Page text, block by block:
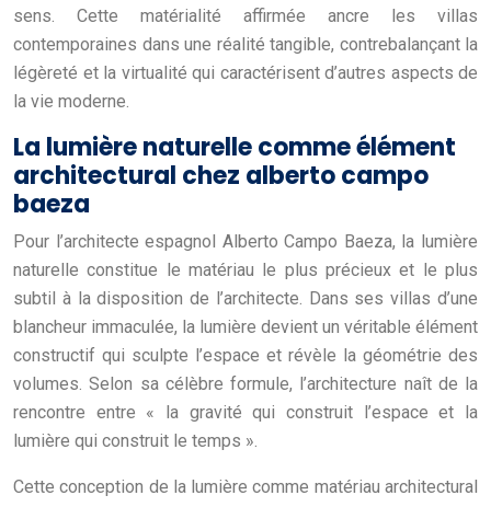
sens. Cette matérialité affirmée ancre les villas
contemporaines dans une réalité tangible, contrebalançant la
légèreté et la virtualité qui caractérisent d’autres aspects de
la vie moderne.
La lumière naturelle comme élément
architectural chez alberto campo
baeza
Pour l’architecte espagnol Alberto Campo Baeza, la lumière
naturelle constitue le matériau le plus précieux et le plus
subtil à la disposition de l’architecte. Dans ses villas d’une
blancheur immaculée, la lumière devient un véritable élément
constructif qui sculpte l’espace et révèle la géométrie des
volumes. Selon sa célèbre formule, l’architecture naît de la
rencontre entre « la gravité qui construit l’espace et la
lumière qui construit le temps ».
Cette conception de la lumière comme matériau architectural